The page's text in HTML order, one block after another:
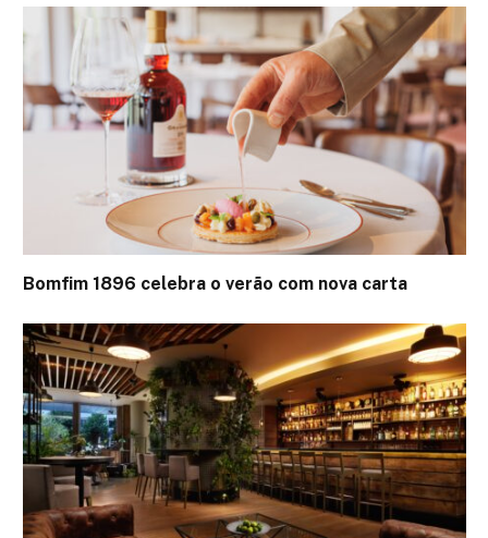
Bomfim 1896 celebra o verão com nova carta